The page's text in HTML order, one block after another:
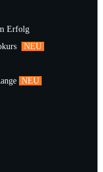
Erfolg
NEU
NEU